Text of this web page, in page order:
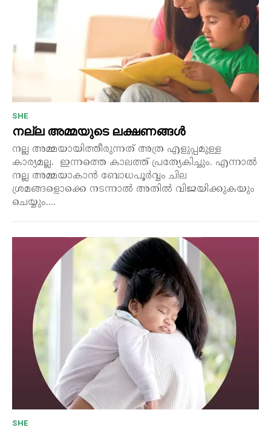
SHE
നല്ല അമ്മയുടെ ലക്ഷണങ്ങൾ
നല്ല അമ്മയായിത്തീരുന്നത് അത്ര എളുപ്പമുള്ള
കാര്യമല്ല. ഇന്നത്തെ കാലത്ത് പ്രത്യേകിച്ചും. എന്നാൽ
നല്ല അമ്മയാകാൻ ബോധപൂർവ്വം ചില
ശ്രമങ്ങളൊക്കെ നടന്നാൽ അതിൽ വിജയിക്കുകയും
ചെയ്യും....
SHE